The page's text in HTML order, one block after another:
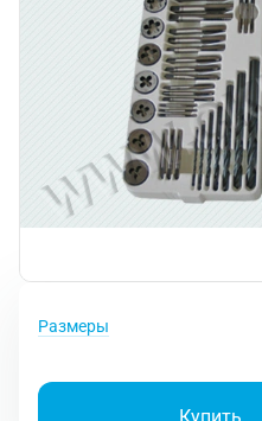
Размеры